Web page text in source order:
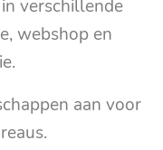
verschillende
webshop en
aan voor